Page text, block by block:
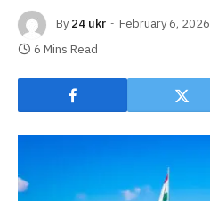
By 24 ukr February 6, 2026
6 Mins Read